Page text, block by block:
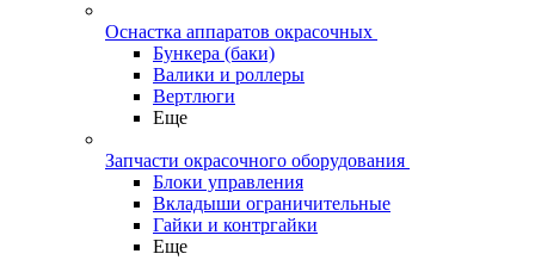
Оснастка аппаратов окрасочных
Бункера (баки)
Валики и роллеры
Вертлюги
Еще
Запчасти окрасочного оборудования
Блоки управления
Вкладыши ограничительные
Гайки и контргайки
Еще